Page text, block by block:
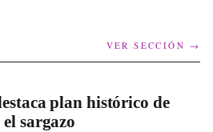
VER SECCIÓN →
plan histórico de
sargazo